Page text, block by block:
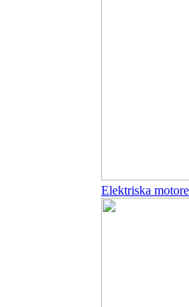
Elektriska